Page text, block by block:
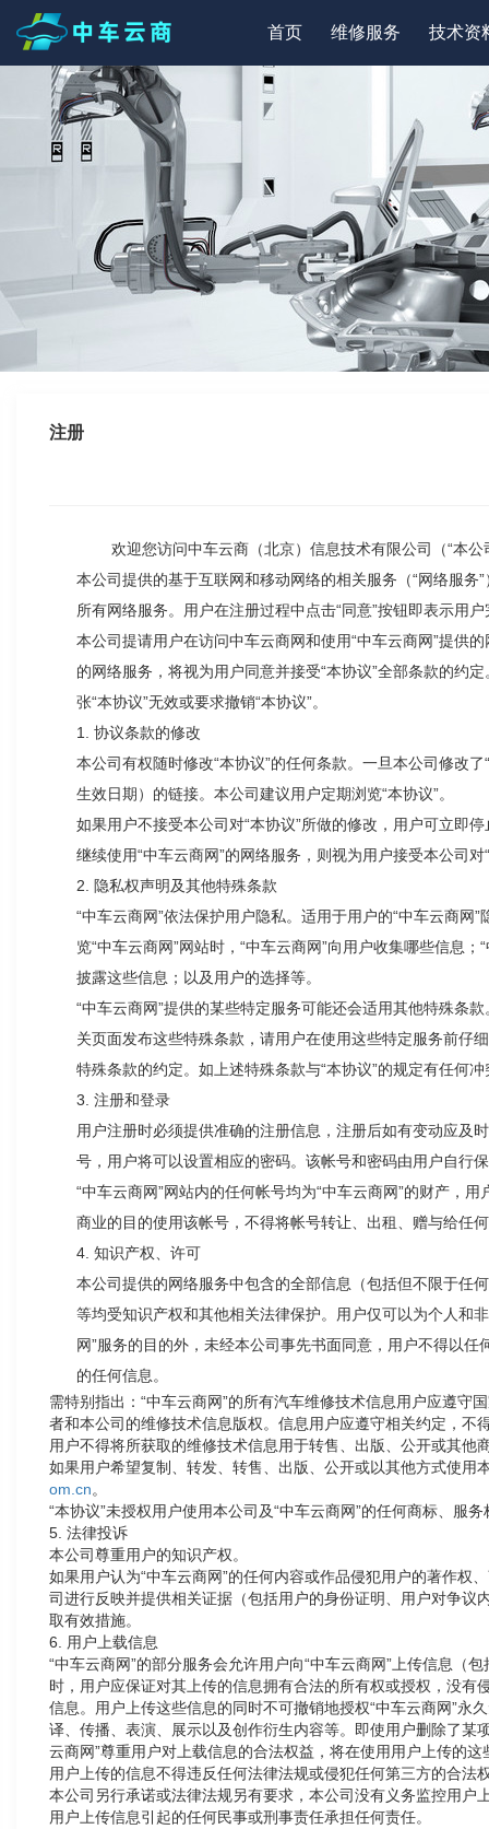
首页 维修服务 技术资
注册
欢迎您访问中车云商（北京）信息技术有限公司（“本公
本公司提供的基于互联网和移动网络的相关服务（“网络服务”
所有网络服务。用户在注册过程中点击“同意”按钮即表示用户
本公司提请用户在访问中车云商网和使用“中车云商网”提供的
的网络服务，将视为用户同意并接受“本协议”全部条款的约
张“本协议”无效或要求撤销“本协议”。
1. 协议条款的修改
本公司有权随时修改“本协议”的任何条款。一旦本公司修改了“
生效日期）的链接。 本公司建议用户定期浏览“本协议”。
如果用户不接受本公司对“本协议”所做的修改，用户可立即停
继续使用“中车云商网”的网络服务，则视为用户接受本公司对“
2.
隐私权声明及其他特殊条款
“中车云商网”依法保护用户隐私。适用于用户的“中车云商网”
览“中车云商网”网站时， “中车云商网”向用户收集哪些信息； “
披露这些信息；以及用户的选择等。
“中车云商网”提供的某些特定服务可能还会适用其他特殊条款
关页面发布这些特殊条款，请用户在使用这些特定服务前仔
特殊条款的约定。如上述特殊条款与“本协议”的规定有任何
3. 注册和登录
用户注册时必须提供准确的注册信息，注册后如有变动应及
号，用户将可以设置相应的密码。该帐号和密码由用户自行
“中车云商网”网站内的任何帐号均为“中车云商网”的财产，用
商业的目的使用该帐号，不得将帐号转让、出租、赠与给任
4. 知识产权 、许可
本公司提供的网络服务中包含的全部信息（包括但不限于任
等均受知识产权和其他相关法律保护。用户仅可以为个人和
网”服务的目的外，未经本公司事先书面同意，用户不得以任
的任何信息。
需特别指出：“中车云商网”的所有汽车维修技术信息用户应遵
者和本公司的维修技术信息版权。信息用户应遵守相关约定，
用户不得将所获取的维修技术信息用于转售、出版、公开或其他
如果用户希望复制、转发、转售、出版、公开或以其他方式使用
om.cn。
“本协议”未授权用户使用本公司及“中车云商网”的任何商标、服
5. 法律投诉
本公司尊重用户的知识产权。
如果用户认为“中车云商网”的任何内容或作品侵犯用户的著作
司进行反映并提供相关证据（包括用户的身份证明、用户对争
取有效措施。
6. 用户上载信息
“中车云商网”的部分服务会允许用户向“中车云商网”上传信息（
时，用户应保证对其上传的信息拥有合法的所有权或授权，没有
信息。用户上传这些信息的同时不可撤销地授权“中车云商网”永
译、传播、表演、展示以及创作衍生内容等。即使用户删除了某
云商网”尊重用户对上载信息的合法权益，将在使用用户上传的
用户上传的信息不得违反任何法律法规或侵犯任何第三方的合
本公司另行承诺或法律法规另有要求，本公司没有义务监控用
用户上传信息引起的任何民事或刑事责任承担任何责任。